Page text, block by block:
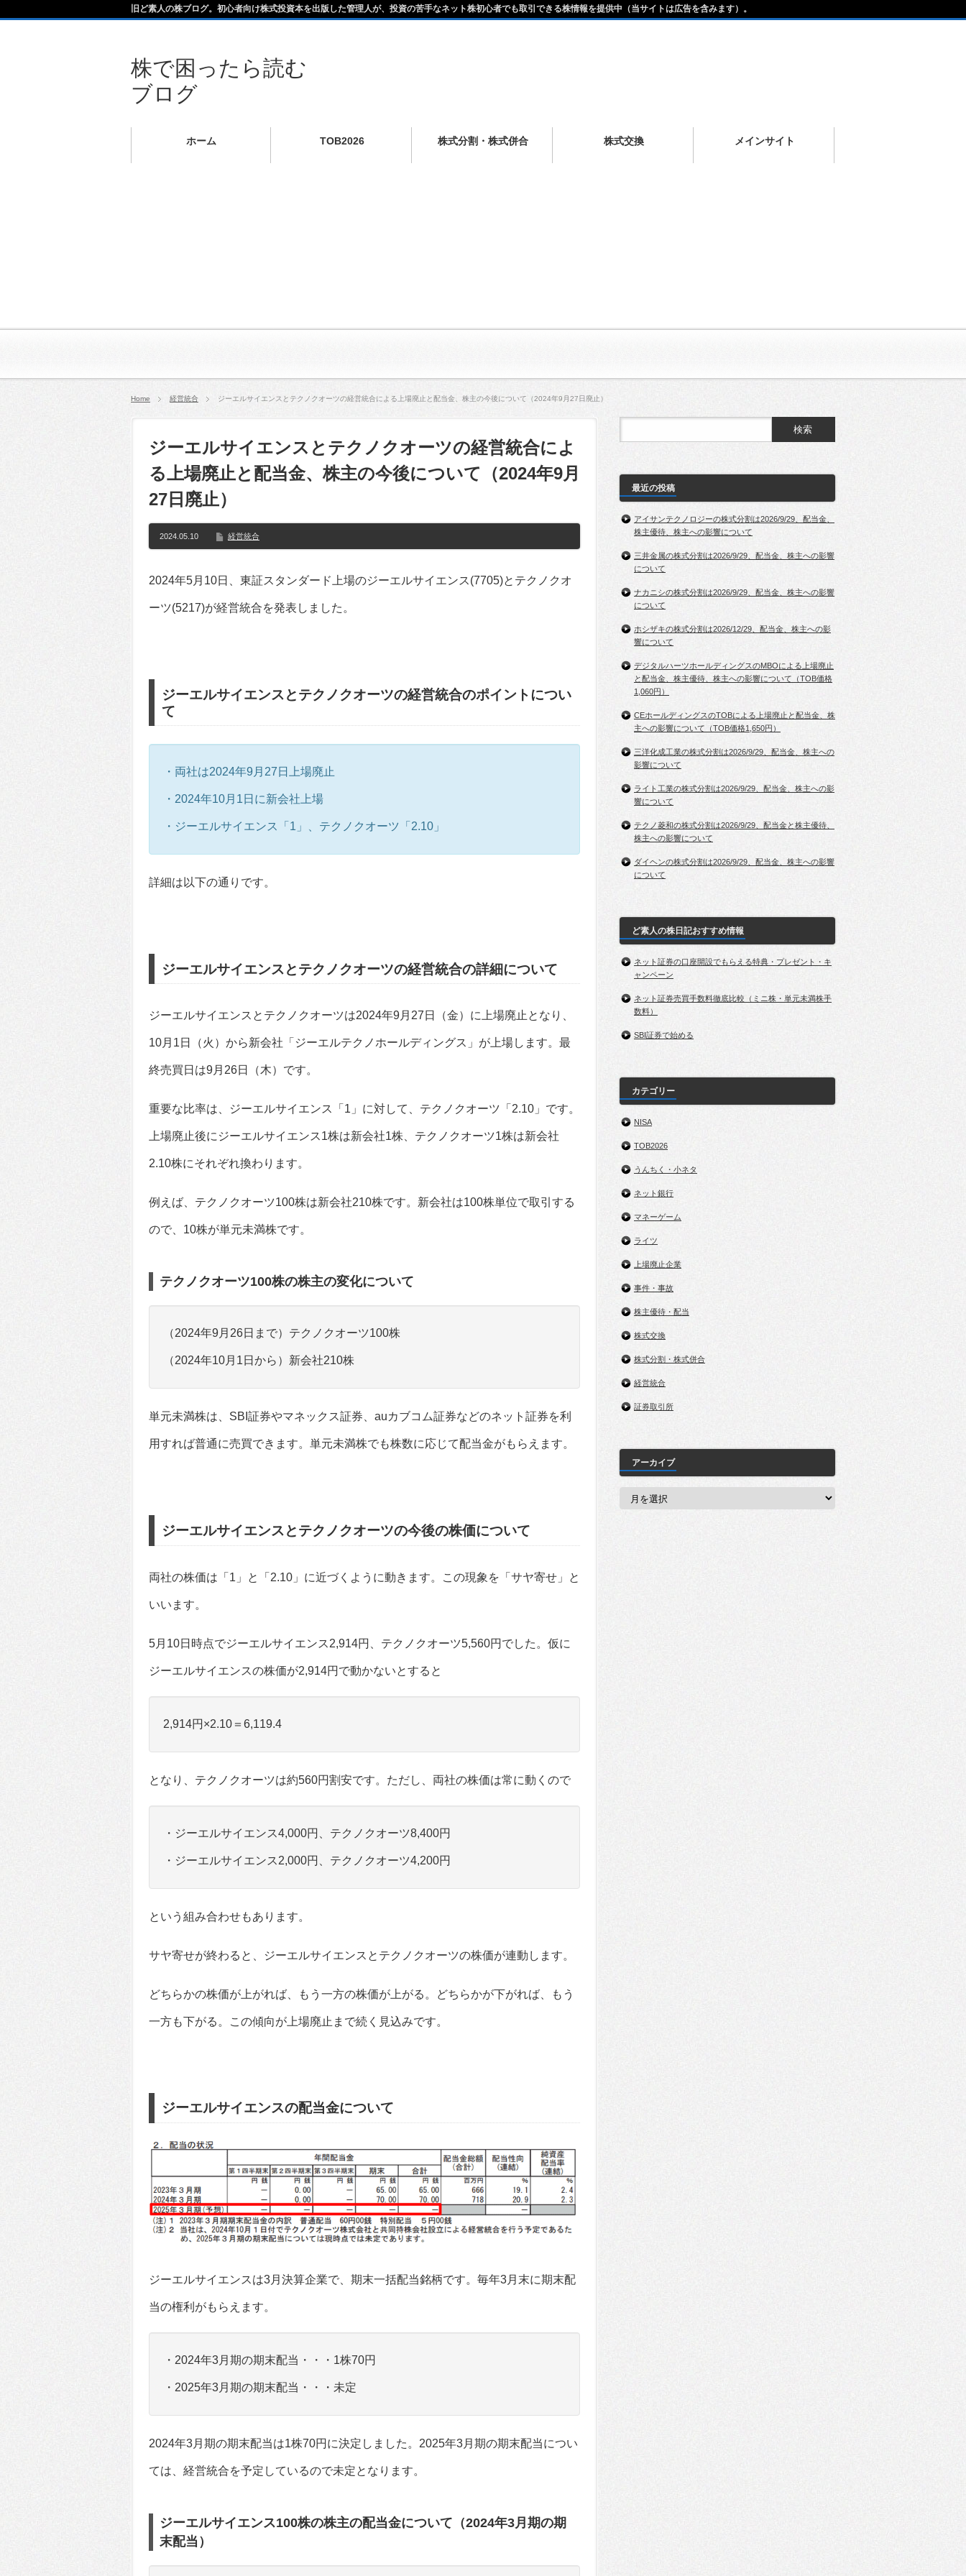
株で困ったら読む
ブログ
ホーム TOB2026 株式分割・株式併合 株式交換 メインサイト
旧ど素人の株ブログ。初心者向け株式投資本を出版した管理人が、投資の苦手なネット株初心者でも取引できる株情報を提供中（当サイトは広告を含みます）。
Home 経営統合 ジーエルサイエンスとテクノクオーツの経営統合による上場廃止と配当金、株主の今後について（2024年9月27日廃止）
ジーエルサイエンスとテクノクオーツの経営統合によ
る上場廃止と配当金、株主の今後について（2024年9月
27日廃止）
2024.05.10 経営統合
2024年5月10日、東証スタンダード上場のジーエルサイエンス(7705)とテクノクオ
ーツ(5217)が経営統合を発表しました。
ジーエルサイエンスとテクノクオーツの経営統合のポイントについ
て
・両社は2024年9月27日上場廃止
・2024年10月1日に新会社上場
・ジーエルサイエンス「1」、テクノクオーツ「2.10」
詳細は以下の通りです。
ジーエルサイエンスとテクノクオーツの経営統合の詳細について
ジーエルサイエンスとテクノクオーツは2024年9月27日（金）に上場廃止となり、
10月1日（火）から新会社「ジーエルテクノホールディングス」が上場します。最
終売買日は9月26日（木）です。
重要な比率は、ジーエルサイエンス「1」に対して、テクノクオーツ「2.10」です。
上場廃止後にジーエルサイエンス1株は新会社1株、テクノクオーツ1株は新会社
2.10株にそれぞれ換わります。
例えば、テクノクオーツ100株は新会社210株です。新会社は100株単位で取引する
ので、10株が単元未満株です。
テクノクオーツ100株の株主の変化について
（2024年9月26日まで）テクノクオーツ100株
（2024年10月1日から）新会社210株
単元未満株は、SBI証券やマネックス証券、auカブコム証券などのネット証券を利
用すれば普通に売買できます。単元未満株でも株数に応じて配当金がもらえます。
ジーエルサイエンスとテクノクオーツの今後の株価について
両社の株価は「1」と「2.10」に近づくように動きます。この現象を「サヤ寄せ」と
いいます。
5月10日時点でジーエルサイエンス2,914円、テクノクオーツ5,560円でした。仮に
ジーエルサイエンスの株価が2,914円で動かないとすると
2,914円×2.10＝6,119.4
となり、テクノクオーツは約560円割安です。ただし、両社の株価は常に動くので
・ジーエルサイエンス4,000円、テクノクオーツ8,400円
・ジーエルサイエンス2,000円、テクノクオーツ4,200円
という組み合わせもあります。
サヤ寄せが終わると、ジーエルサイエンスとテクノクオーツの株価が連動します。
どちらかの株価が上がれば、もう一方の株価が上がる。どちらかが下がれば、もう
一方も下がる。この傾向が上場廃止まで続く見込みです。
ジーエルサイエンスの配当金について
ジーエルサイエンスは3月決算企業で、期末一括配当銘柄です。毎年3月末に期末配
当の権利がもらえます。
・2024年3月期の期末配当・・・1株70円
・2025年3月期の期末配当・・・未定
2024年3月期の期末配当は1株70円に決定しました。2025年3月期の期末配当につい
ては、経営統合を予定しているので未定となります。
ジーエルサイエンス100株の株主の配当金について（2024年3月期の期
末配当）
最近の投稿
アイサンテクノロジーの株式分割は2026/9/29、配当金、
株主優待、株主への影響について
三井金属の株式分割は2026/9/29、配当金、株主への影響
について
ナカニシの株式分割は2026/9/29、配当金、株主への影響
について
ホシザキの株式分割は2026/12/29、配当金、株主への影
響について
デジタルハーツホールディングスのMBOによる上場廃止
と配当金、株主優待、株主への影響について（TOB価格
1,060円）
CEホールディングスのTOBによる上場廃止と配当金、株
主への影響について（TOB価格1,650円）
三洋化成工業の株式分割は2026/9/29、配当金、株主への
影響について
ライト工業の株式分割は2026/9/29、配当金、株主への影
響について
テクノ菱和の株式分割は2026/9/29、配当金と株主優待、
株主への影響について
ダイヘンの株式分割は2026/9/29、配当金、株主への影響
について
ど素人の株日記おすすめ情報
ネット証券の口座開設でもらえる特典・プレゼント・キ
ャンペーン
ネット証券売買手数料徹底比較（ミニ株・単元未満株手
数料）
SBI証券で始める
カテゴリー
NISA
TOB2026
うんちく・小ネタ
ネット銀行
マネーゲーム
ライツ
上場廃止企業
事件・事故
株主優待・配当
株式交換
株式分割・株式併合
経営統合
証券取引所
アーカイブ